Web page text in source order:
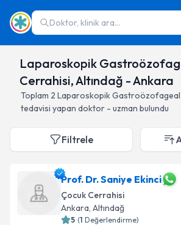
Doktor, klinik ara...
Laparoskopik
Cerrahisi, Altındağ - Ankara
Toplam 2 Laparoskopik Gastroözofageal
tedavisi yapan doktor - uzman bulundu
Filtrele
Prof. Dr. Saniye Ekinci
Çocuk Cerrahisi
Ankara, Altındağ
5 (1 Değerlendirme)